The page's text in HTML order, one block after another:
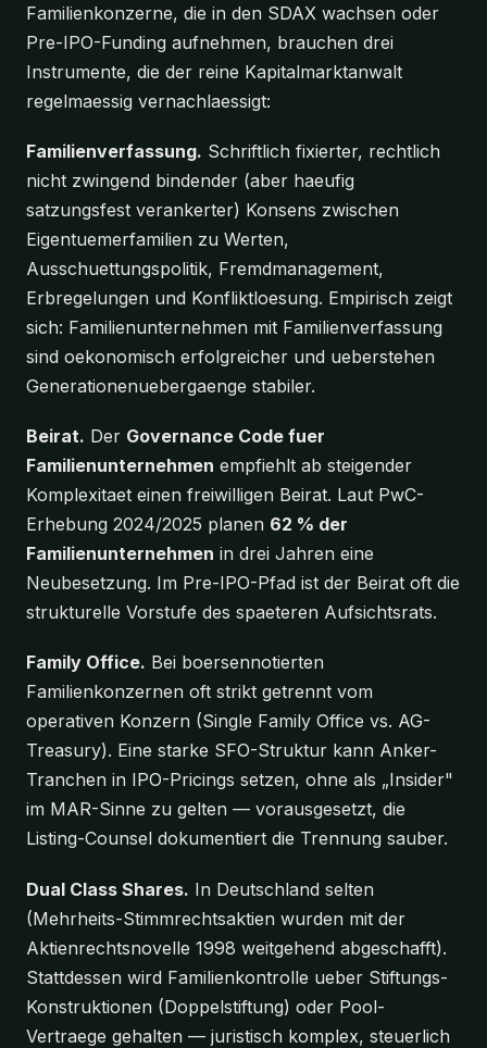
Familienkonzerne, die in den SDAX wachsen oder
Pre-IPO-Funding aufnehmen, brauchen drei
Instrumente, die der reine Kapitalmarktanwalt
regelmaessig vernachlaessigt:
Familienverfassung. Schriftlich fixierter, rechtlich
nicht zwingend bindender (aber haeufig
satzungsfest verankerter) Konsens zwischen
Eigentuemerfamilien zu Werten,
Ausschuettungspolitik, Fremdmanagement,
Erbregelungen und Konfliktloesung. Empirisch zeigt
sich: Familienunternehmen mit Familienverfassung
sind oekonomisch erfolgreicher und ueberstehen
Generationenuebergaenge stabiler.
Beirat. Der Governance Code fuer
Familienunternehmen empfiehlt ab steigender
Komplexitaet einen freiwilligen Beirat. Laut PwC-
Erhebung 2024/2025 planen 62 % der
Familienunternehmen in drei Jahren eine
Neubesetzung. Im Pre-IPO-Pfad ist der Beirat oft die
strukturelle Vorstufe des spaeteren Aufsichtsrats.
Family Office. Bei boersennotierten
Familienkonzernen oft strikt getrennt vom
operativen Konzern (Single Family Office vs. AG-
Treasury). Eine starke SFO-Struktur kann Anker-
Tranchen in IPO-Pricings setzen, ohne als „Insider"
im MAR-Sinne zu gelten — vorausgesetzt, die
Listing-Counsel dokumentiert die Trennung sauber.
Dual Class Shares. In Deutschland selten
(Mehrheits-Stimmrechtsaktien wurden mit der
Aktienrechtsnovelle 1998 weitgehend abgeschafft).
Stattdessen wird Familienkontrolle ueber Stiftungs-
Konstruktionen (Doppelstiftung) oder Pool-
Vertraege gehalten — juristisch komplex, steuerlich